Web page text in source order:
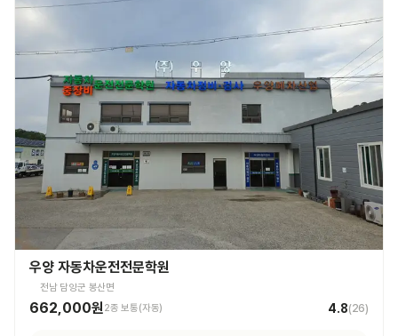
우양 자동차운전전문학원
전남 담양군 봉산면
662,000원 2종 보통(자동) 4.8(26)